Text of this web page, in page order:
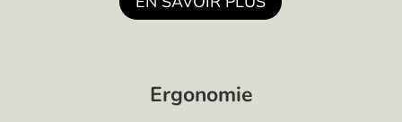
Ergonomie